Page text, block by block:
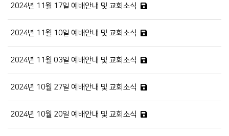
2024년 11월 17일 예배안내 및 교회소식
2024년 11월 10일 예배안내 및 교회소식
2024년 11월 03일 예배안내 및 교회소식
2024년 10월 27일 예배안내 및 교회소식
2024년 10월 20일 예배안내 및 교회소식